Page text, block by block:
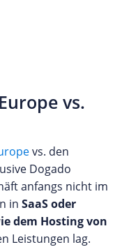
vs.
vs. den
Dogado
anfangs nicht im
in SaaS oder
dem Hosting von
Leistungen lag.